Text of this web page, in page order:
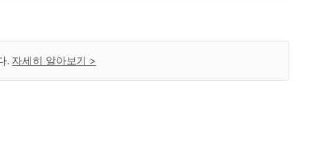
. 자세히 알아보기 >